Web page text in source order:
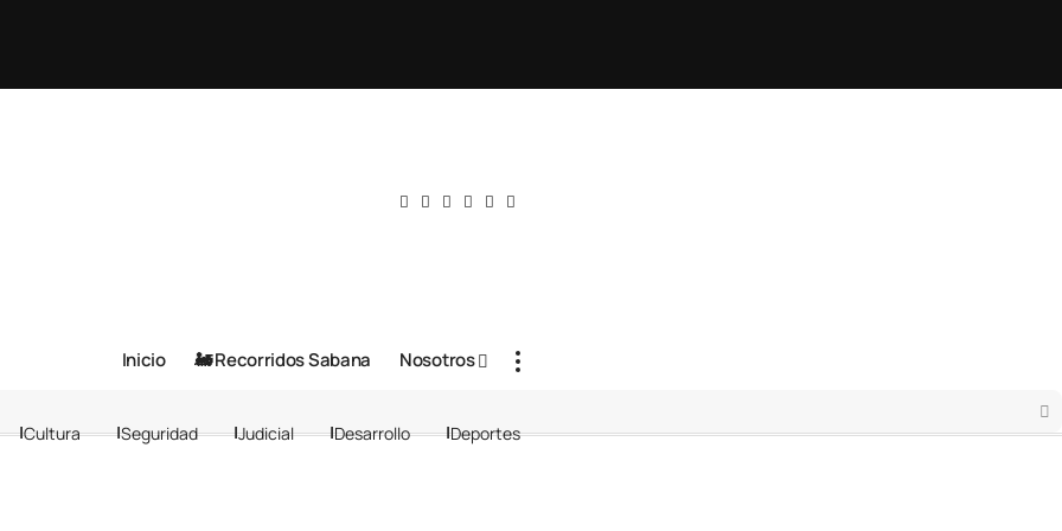
Inicio 🚂 Recorridos Sabana Nosotros
Cultura Seguridad Judicial Desarrollo Deportes